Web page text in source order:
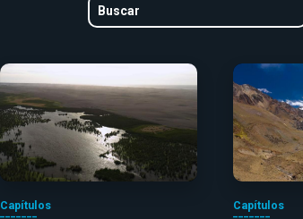
Capítulos Capítulos